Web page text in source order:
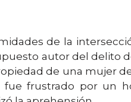
de la
autor del delito
de una mujer
fue frustrado por un